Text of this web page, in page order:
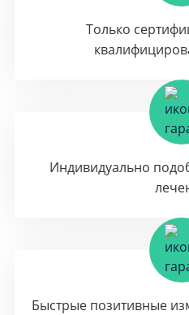
Только
Индивидуально
Быстрые позитивные